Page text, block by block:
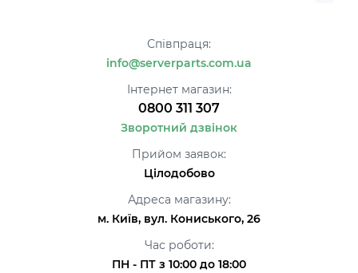
Співпраця:
info@serverparts.com.ua
Інтернет магазин:
0800 311 307
Зворотний дзвінок
Прийом заявок:
Цілодобово
Адреса магазину:
м. Київ, вул. Кониського, 26
Час роботи:
ПН - ПТ з 10:00 до 18:00